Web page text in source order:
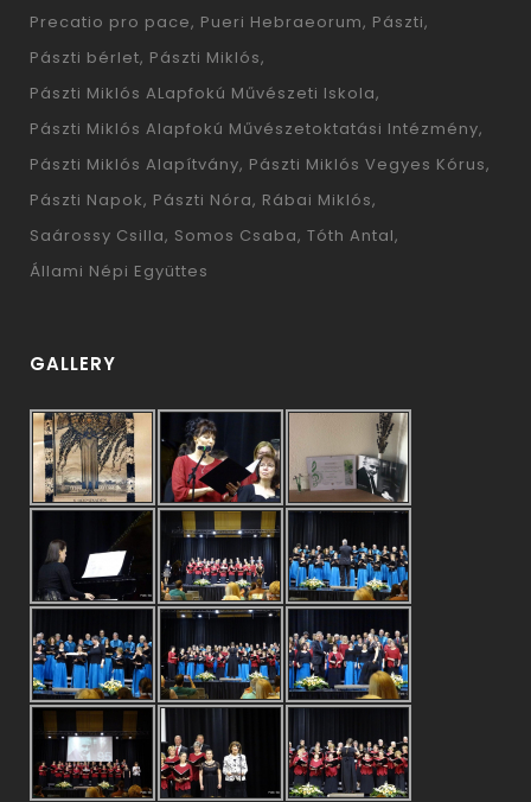
Precatio pro pace Pueri Hebraeorum Pászti
Pászti bérlet Pászti Miklós
Pászti Miklós ALapfokú Művészeti Iskola
Pászti Miklós Alapfokú Művészetoktatási Intézmény
Pászti Miklós Alapítvány Pászti Miklós Vegyes Kórus
Pászti Napok Pászti Nóra Rábai Miklós
Saárossy Csilla Somos Csaba Tóth Antal
Állami Népi Együttes
GALLERY